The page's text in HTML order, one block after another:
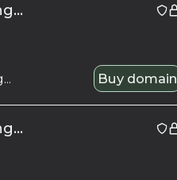
Buy domain